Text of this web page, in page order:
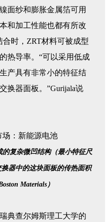
面纱和膨胀金属箔可用
和加工性能也都有所改
时，ZRT材料可被成型
热导率。“可以采用低成
产具有非常小的特征结
换器面板。”Gurijala说
复杂微凹结构（最小特征尺
器中的这块面板的传热面积
Materials）
典查尔姆斯理工大学的